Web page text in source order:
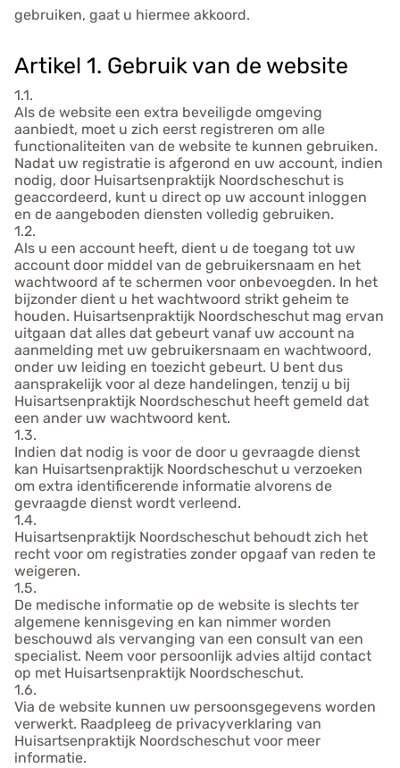
gebruiken, gaat u hiermee akkoord.
Artikel 1. Gebruik van de website
1.1.
Als de website een extra beveiligde omgeving
aanbiedt, moet u zich eerst registreren om alle
functionaliteiten van de website te kunnen gebruiken.
Nadat uw registratie is afgerond en uw account, indien
nodig, door Huisartsenpraktijk Noordscheschut is
geaccordeerd, kunt u direct op uw account inloggen
en de aangeboden diensten volledig gebruiken.
1.2.
Als u een account heeft, dient u de toegang tot uw
account door middel van de gebruikersnaam en het
wachtwoord af te schermen voor onbevoegden. In het
bijzonder dient u het wachtwoord strikt geheim te
houden. Huisartsenpraktijk Noordscheschut mag ervan
uitgaan dat alles dat gebeurt vanaf uw account na
aanmelding met uw gebruikersnaam en wachtwoord,
onder uw leiding en toezicht gebeurt. U bent dus
aansprakelijk voor al deze handelingen, tenzij u bij
Huisartsenpraktijk Noordscheschut heeft gemeld dat
een ander uw wachtwoord kent.
1.3.
Indien dat nodig is voor de door u gevraagde dienst
kan Huisartsenpraktijk Noordscheschut u verzoeken
om extra identificerende informatie alvorens de
gevraagde dienst wordt verleend.
1.4.
Huisartsenpraktijk Noordscheschut behoudt zich het
recht voor om registraties zonder opgaaf van reden te
weigeren.
1.5.
De medische informatie op de website is slechts ter
algemene kennisgeving en kan nimmer worden
beschouwd als vervanging van een consult van een
specialist. Neem voor persoonlijk advies altijd contact
op met Huisartsenpraktijk Noordscheschut.
1.6.
Via de website kunnen uw persoonsgegevens worden
verwerkt. Raadpleeg de privacyverklaring van
Huisartsenpraktijk Noordscheschut voor meer
informatie.